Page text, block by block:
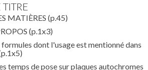
TITRE
MATIÈRES (p.45)
(p.1x3)
dont l'usage est mentionné dans
temps de pose sur plaques autochromes